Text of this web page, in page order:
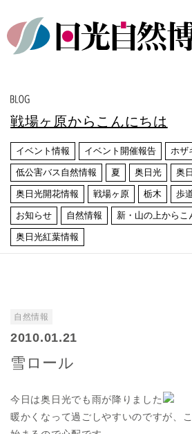
戦場ヶ原からこんにちは
イベント情報 イベント開催報告 ホザ
低公害バス自然情報 夏 奥日光 奥
奥日光開花情報 戦場ヶ原 栃木 歩
お知らせ 自然情報 新・山の上からこ
奥日光紅葉情報
自然情報
2010.01.21
雪ロール
今日は奥日光でも雨が降りました
暖かくなって過ごしやすいのですが、